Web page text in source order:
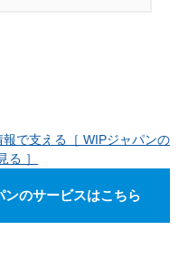
で支える［ WIPジャパンの
る ］
のサービスはこちら